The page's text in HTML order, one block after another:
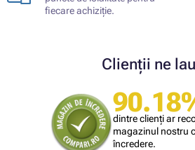
fiecare achiziție.
Clienții ne
dintre clienți ar
magazinul nostru
încredere.